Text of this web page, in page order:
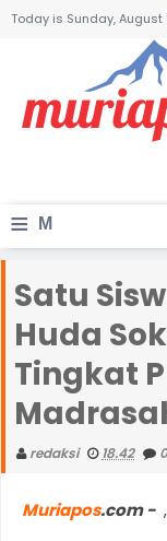
Today is Sunday, August
≡ M
n
u
Satu
Huda
Tingkat
redaksi 18.42
Muriapos.com - ,